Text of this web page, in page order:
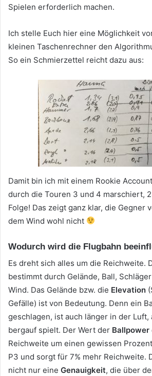
Spielen erforderlich machen.
Ich stelle Euch hier eine Möglichkeit
kleinen Taschenrechner den
So ein Schmierzettel reicht dazu aus:
Damit bin ich mit einem Rookie
durch die Touren 3 und 4 marschiert,
Folge! Das zeigt ganz klar, die Gegner
dem Wind wohl nicht
Wodurch wird die Flugbahn
Es dreht sich alles um die Reichweite.
bestimmt durch Gelände, Ball,
Wind. Das Gelände bzw. die Elevation
Gefälle) ist von Bedeutung. Denn ein
geschlagen, ist auch länger in der Luft,
bergauf spielt. Der Wert der Ballpower
Reichweite um einen gewissen
P3 und sorgt für 7% mehr Reichweite.
nicht nur eine Genauigkeit, die über